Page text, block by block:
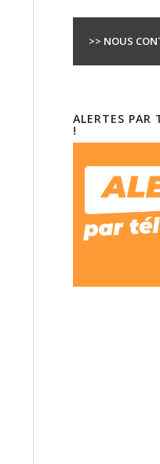
>> NOUS
ALERTES PAR
!